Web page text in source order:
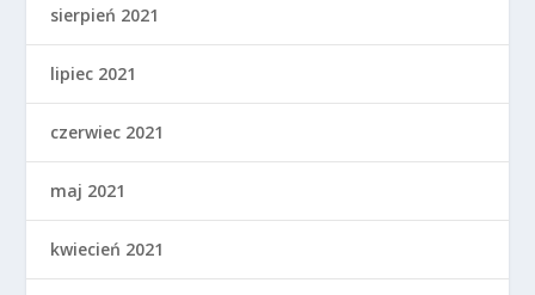
sierpień 2021
lipiec 2021
czerwiec 2021
maj 2021
kwiecień 2021